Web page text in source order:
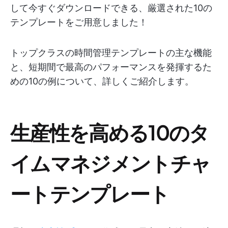
して今すぐダウンロードできる、厳選された10の
テンプレートをご用意しました！
トップクラスの時間管理テンプレートの主な機能
と、短期間で最高のパフォーマンスを発揮するた
めの10の例について、詳しくご紹介します。
生産性を高める10のタ
イムマネジメントチャ
ートテンプレート